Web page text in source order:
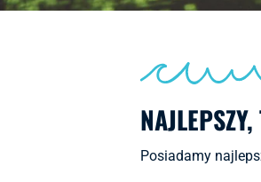
Posiadamy